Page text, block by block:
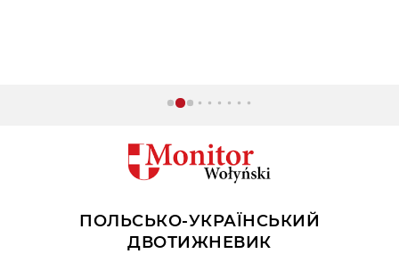
ПОЛЬСЬКО-УКРАЇНСЬКИЙ
ДВОТИЖНЕВИК